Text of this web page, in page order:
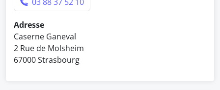
Adresse
Caserne Ganeval
2 Rue de Molsheim
67000 Strasbourg